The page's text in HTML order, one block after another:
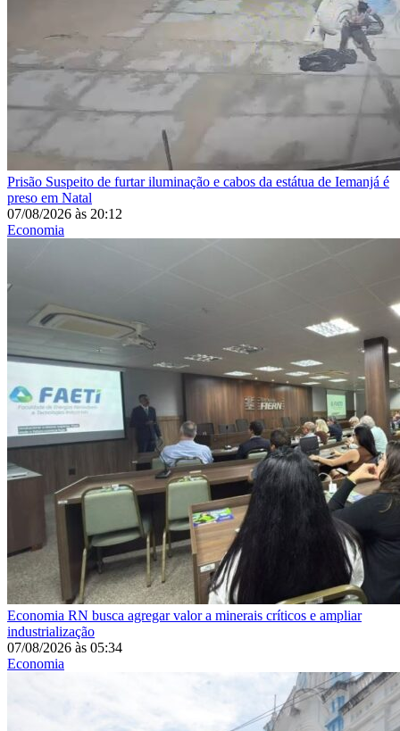
Prisão Suspeito de furtar iluminação e cabos da estátua de Iemanjá é
preso em Natal
07/08/2026 às 20:12
Economia
Economia RN busca agregar valor a minerais críticos e ampliar
industrialização
07/08/2026 às 05:34
Economia